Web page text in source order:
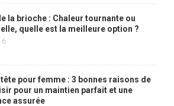
la brioche : Chaleur tournante ou
quelle est la meilleure option ?
pour femme : 3 bonnes raisons de
pour un maintien parfait et une
assurée